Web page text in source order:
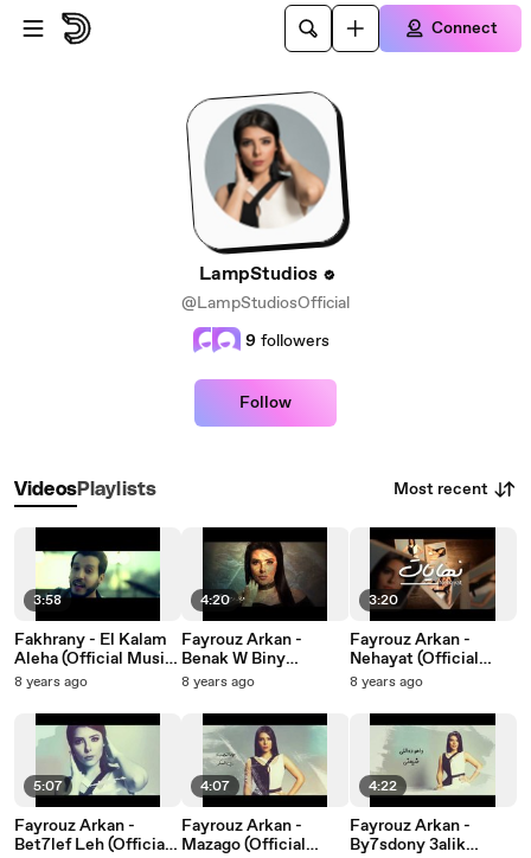
Skip to main content
Connect
LampStudios
@LampStudiosOfficial
9 followers
Follow
VideosPlaylists Most recent
3:58
Fakhrany - El Kalam
Aleha (Official Music
Video) | فخراني -
الرسمي
8 years ago
5:07
Fayrouz Arkan -
Bet7lef Leh (Official
4:20
Fayrouz Arkan -
Benak W Biny
(Official Lyrics Video)
وبيني
8 years ago
4:07
Fayrouz Arkan -
Mazago (Official
3:20
Fayrouz Arkan -
Nehayat (Official
Lyrics Video) | فيروز
8 years ago
4:22
Fayrouz Arkan -
By7sdony 3alik